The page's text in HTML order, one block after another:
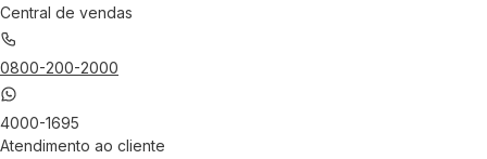
Central de vendas
0800-200-2000
4000-1695
Atendimento ao cliente